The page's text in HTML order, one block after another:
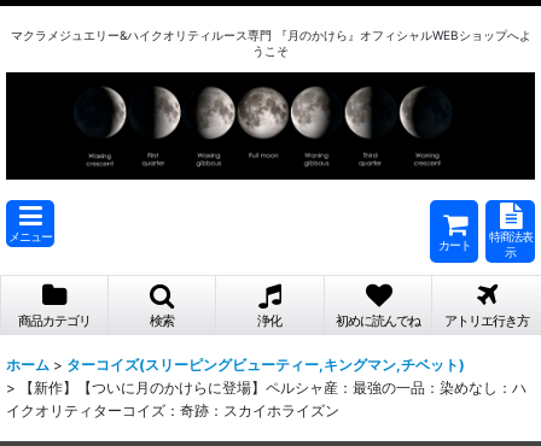
マクラメジュエリー&ハイクオリティルース専門 『月のかけら』オフィシャルWEBショップへよ
うこそ
メニュー
カート
特商法表
示
商品カテゴリ 検索 浄化 初めに読んでね アトリエ行き方
ホーム > ターコイズ(スリーピングビューティー,キングマン,チベット)
>
【新作】【ついに月のかけらに登場】ペルシャ産：最強の一品：染めなし：ハ
イクオリティターコイズ：奇跡：スカイホライズン